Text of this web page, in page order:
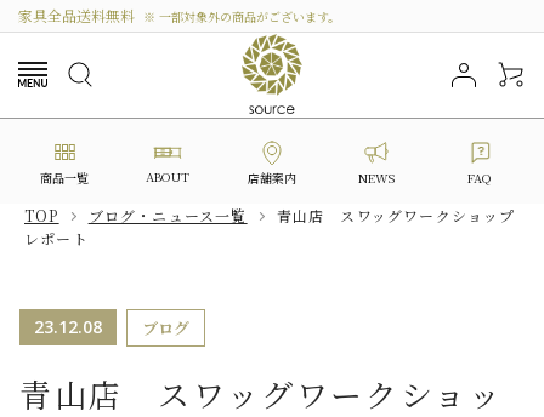
家具全品送料無料 ※ 一部対象外の商品がございます。
商品一覧 ABOUT 店舗案内 NEWS FAQ
カテゴリーから選ぶ
シリーズから選ぶ
TOP ブログ・ニュース一覧
青山店 スワッグワークショップ
レポート
23.12.08 ブログ
青山店 スワッグワークショッ